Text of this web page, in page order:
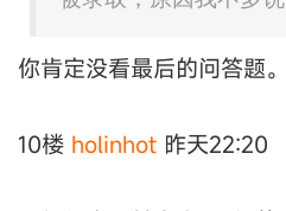
你肯定没看最后的问答题。
10楼 holinhot 昨天22:20